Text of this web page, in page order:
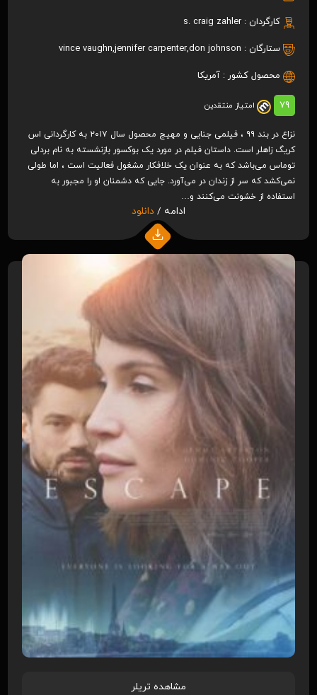
کارگردان : s. craig zahler
ستارگان : vince vaughn,jennifer carpenter,don johnson
محصول کشور : آمریکا
79 امتیاز منتقدین
نزاع در بند ۹۹ ، فیلمی جنایی و مهیج محصول سال ۲۰۱۷ به کارگردانی اس
کریگ زاهلر است. داستان فیلم در مورد یک بوکسور بازنشسته به نام بردلی
توماس می‌باشد که به عنوان یک خلافکار مشغول فعالیت است ، اما طولی
نمی‌کشد که سر از زندان در می‌آورد. جایی که دشمنان او را مجبور به
استفاده از خشونت می‌کنند و…
ادامه / دانلود
مشاهده تریلر